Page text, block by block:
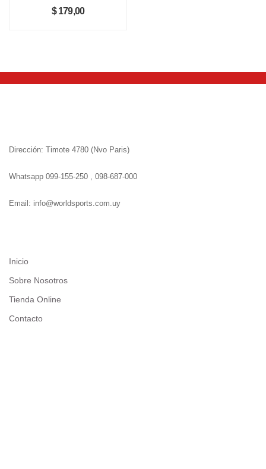
AJUSTABLE KNEX
$179,00
Dirección: Timote 4780 (Nvo Paris)
Whatsapp 099-155-250 , 098-687-000
Email: info@worldsports.com.uy
Inicio
Sobre Nosotros
Tienda Online
Contacto